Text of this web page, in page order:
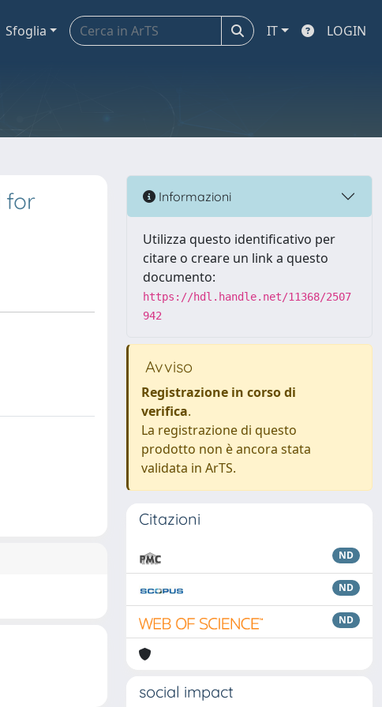
Sfoglia IT LOGIN
for
Informazioni
Utilizza questo identificativo per
citare o creare un link a questo
documento:
https://hdl.handle.net/11368/2507
942
Avviso
Registrazione in corso di
verifica.
La registrazione di questo
prodotto non è ancora stata
validata in ArTS.
Citazioni
ND
ND
ND
social impact